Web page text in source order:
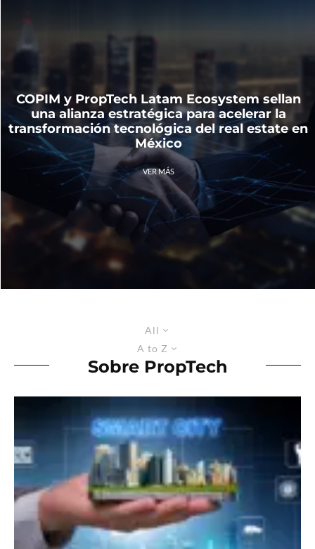
COPIM y PropTech Latam Ecosystem sellan
una alianza estratégica para acelerar la
transformación tecnológica del real estate en
México
VER MÁS
All
A to Z
Sobre PropTech